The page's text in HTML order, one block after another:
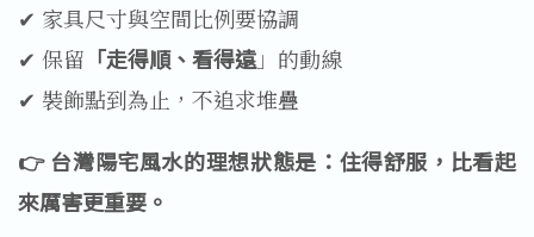
✔ 家具尺寸與空間比例要協調
✔ 保留 「走得順、看得遠」的動線
✔ 裝飾點到為止，不追求堆疊
👉 台灣陽宅風水的理想狀態是：住得舒服，比看起
來厲害更重要。